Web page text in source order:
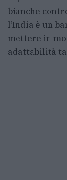
bianche
l’India è un
mettere in
adattabilità